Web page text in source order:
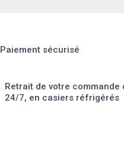
Paiement sécurisé
Retrait de votre commande
24/7, en casiers réfrigérés